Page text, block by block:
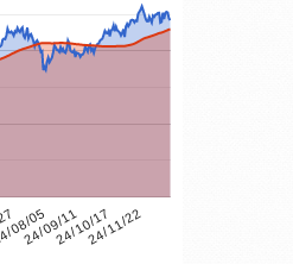
08/05
24/09/1124/10/1724/11/22